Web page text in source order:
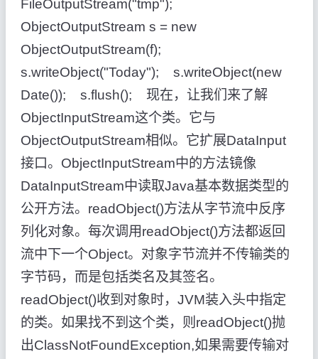
FileOutputStream("tmp");
ObjectOutputStream s = new
ObjectOutputStream(f);
s.writeObject("Today"); s.writeObject(new
Date()); s.flush(); 现在，让我们来了解
ObjectInputStream这个类。它与
ObjectOutputStream相似。它扩展DataInput
接口。ObjectInputStream中的方法镜像
DataInputStream中读取Java基本数据类型的
公开方法。readObject()方法从字节流中反序
列化对象。每次调用readObject()方法都返回
流中下一个Object。对象字节流并不传输类的
字节码，而是包括类名及其签名。
readObject()收到对象时，JVM装入头中指定
的类。如果找不到这个类，则readObject()抛
出ClassNotFoundException,如果需要传输对